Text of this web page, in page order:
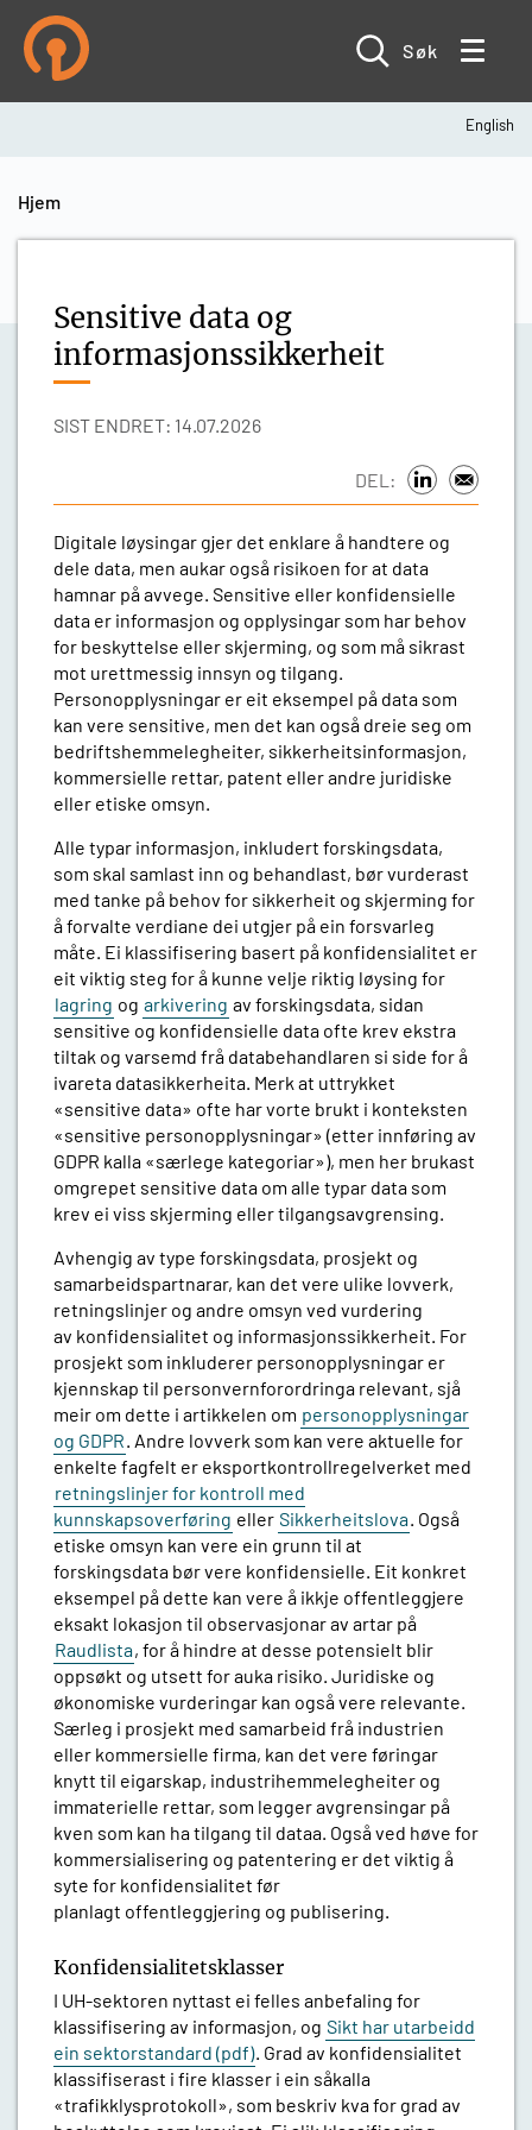
hovedinnhold
Søk
English
Navigasjonssti
Hjem
Sensitive data og
informasjonssikkerheit
SIST ENDRET: 14.07.2026
DEL:
Digitale løysingar gjer det enklare å handtere og
dele data, men aukar også risikoen for at data
hamnar på avvege. Sensitive eller konfidensielle
data er informasjon og opplysingar som har behov
for beskyttelse eller skjerming, og som må sikrast
mot urettmessig innsyn og tilgang.
Personopplysningar er eit eksempel på data som
kan vere sensitive, men det kan også dreie seg om
bedriftshemmelegheiter, sikkerheitsinformasjon,
kommersielle rettar, patent eller andre juridiske
eller etiske omsyn.
Alle typar informasjon, inkludert forskingsdata,
som skal samlast inn og behandlast, bør vurderast
med tanke på behov for sikkerheit og skjerming for
å forvalte verdiane dei utgjer på ein forsvarleg
måte. Ei klassifisering basert på konfidensialitet er
eit viktig steg for å kunne velje riktig løysing for
lagring og arkivering av forskingsdata, sidan
sensitive og konfidensielle data ofte krev ekstra
tiltak og varsemd frå databehandlaren si side for å
ivareta datasikkerheita. Merk at uttrykket
«sensitive data» ofte har vorte brukt i konteksten
«sensitive personopplysningar» (etter innføring av
GDPR kalla «særlege kategoriar»), men her brukast
omgrepet sensitive data om alle typar data som
krev ei viss skjerming eller tilgangsavgrensing.
Avhengig av type forskingsdata, prosjekt og
samarbeidspartnarar, kan det vere ulike lovverk,
retningslinjer og andre omsyn ved vurdering
av konfidensialitet og informasjonssikkerheit. For
prosjekt som inkluderer personopplysningar er
kjennskap til personvernforordringa relevant, sjå
meir om dette i artikkelen om personopplysningar
og GDPR. Andre lovverk som kan vere aktuelle for
enkelte fagfelt er eksportkontrollregelverket med
retningslinjer for kontroll med
kunnskapsoverføring eller Sikkerheitslova. Også
etiske omsyn kan vere ein grunn til at
forskingsdata bør vere konfidensielle. Eit konkret
eksempel på dette kan vere å ikkje offentleggjere
eksakt lokasjon til observasjonar av artar på
Raudlista, for å hindre at desse potensielt blir
oppsøkt og utsett for auka risiko. Juridiske og
økonomiske vurderingar kan også vere relevante.
Særleg i prosjekt med samarbeid frå industrien
eller kommersielle firma, kan det vere føringar
knytt til eigarskap, industrihemmelegheiter og
immaterielle rettar, som legger avgrensingar på
kven som kan ha tilgang til dataa. Også ved høve for
kommersialisering og patentering er det viktig å
syte for konfidensialitet før
planlagt offentleggjering og publisering.
Konfidensialitetsklasser
I UH-sektoren nyttast ei felles anbefaling for
klassifisering av informasjon, og Sikt har utarbeidd
ein sektorstandard (pdf). Grad av konfidensialitet
klassifiserast i fire klasser i ein såkalla
«trafikklysprotokoll», som beskriv kva for grad av